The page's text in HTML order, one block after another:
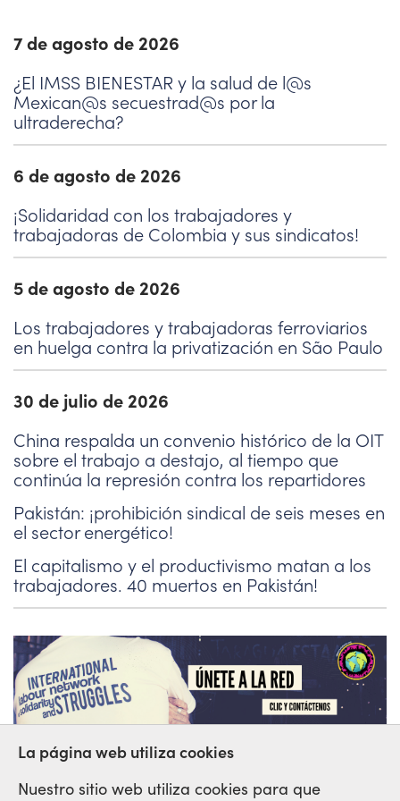
7 de agosto de 2026
¿El IMSS BIENESTAR y la salud de l@s
Mexican@s secuestrad@s por la
ultraderecha?
6 de agosto de 2026
¡Solidaridad con los trabajadores y
trabajadoras de Colombia y sus sindicatos!
5 de agosto de 2026
Los trabajadores y trabajadoras ferroviarios
en huelga contra la privatización en São Paulo
30 de julio de 2026
China respalda un convenio histórico de la OIT
sobre el trabajo a destajo, al tiempo que
continúa la represión contra los repartidores
Pakistán: ¡prohibición sindical de seis meses en
el sector energético!
El capitalismo y el productivismo matan a los
trabajadores. 40 muertos en Pakistán!
La página web utiliza cookies
Nuestro sitio web utiliza cookies para que